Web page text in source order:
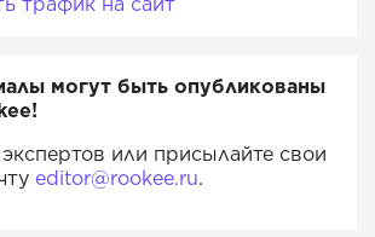
трафик на сайт
могут быть опубликованы
или присылайте свои
editor@rookee.ru.